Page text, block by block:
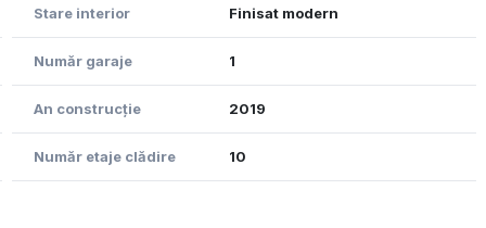
Stare interior Finisat modern
Număr garaje 1
An construcție 2019
Număr etaje clădire 10